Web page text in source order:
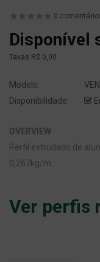
0
Disponível
Taxas R$ 0,00
Modelo:
Disponibilidade:
OVERVIEW
Perfil extrudado de
0,267kg/m.
Ver perfis